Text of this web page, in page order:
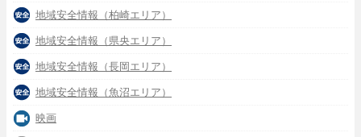
地域安全情報（柏崎エリア）
地域安全情報（県央エリア）
地域安全情報（長岡エリア）
地域安全情報（魚沼エリア）
映画